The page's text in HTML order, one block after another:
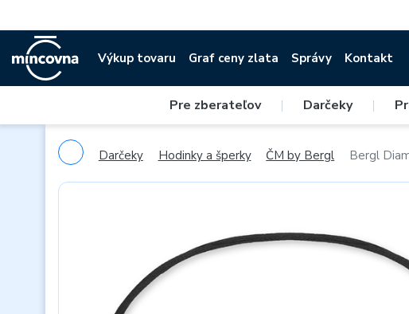
Výkup tovaru Graf ceny zlata Správy Kontakt
Pre zberateľov | Darčeky |
Darčeky Hodinky a šperky ČM by Bergl Bergl